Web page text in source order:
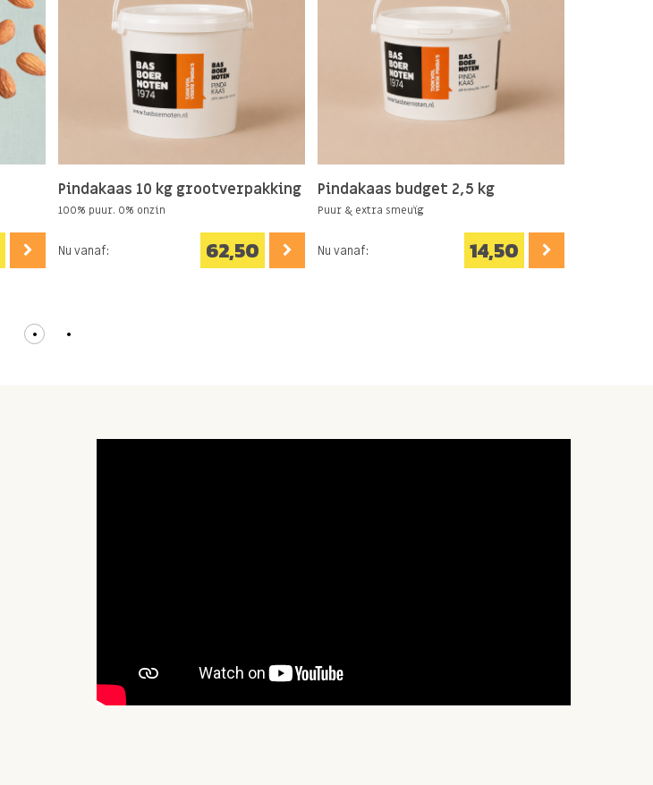
Pindakaas 10 kg grootverpakking
100% puur. 0% onzin
Nu vanaf: 62,50
Pindakaas budget 2,5 kg
Puur & extra smeuïg
Nu vanaf: 14,50